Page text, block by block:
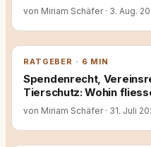
von Miriam Schäfer · 3. Aug.
RATGEBER · 6 MIN
Spendenrecht,
Tierschutz: Wohin
von Miriam Schäfer · 31. Juli